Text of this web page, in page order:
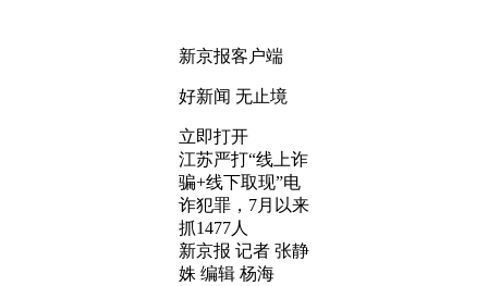
新京报客户端
好新闻 无止境
立即打开
江苏严打“线上诈
骗+线下取现”电
诈犯罪，7月以来
抓1477人
新京报 记者 张静
姝 编辑 杨海